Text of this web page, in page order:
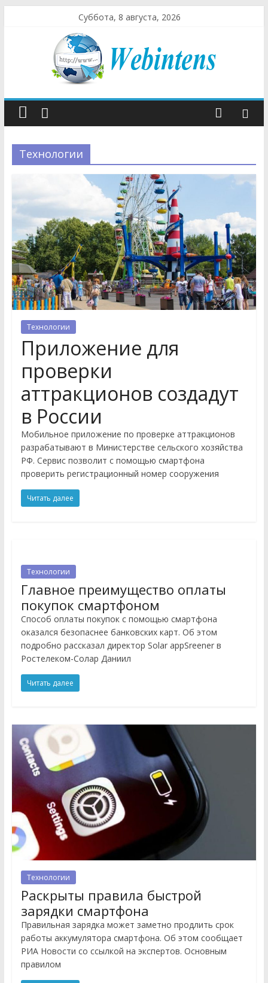
Суббота, 8 августа, 2026
Технологии
Технологии
Приложение для
проверки
аттракционов создадут
в России
Мобильное приложение по проверке аттракционов
разрабатывают в Министерстве сельского хозяйства
РФ. Сервис позволит с помощью смартфона
проверить регистрационный номер сооружения
Читать далее
Технологии
Главное преимущество оплаты
покупок смартфоном
Способ оплаты покупок с помощью смартфона
оказался безопаснее банковских карт. Об этом
подробно рассказал директор Solar appSreener в
Ростелеком-Солар Даниил
Читать далее
Технологии
Раскрыты правила быстрой
зарядки смартфона
Правильная зарядка может заметно продлить срок
работы аккумулятора смартфона. Об этом сообщает
РИА Новости со ссылкой на экспертов. Основным
правилом